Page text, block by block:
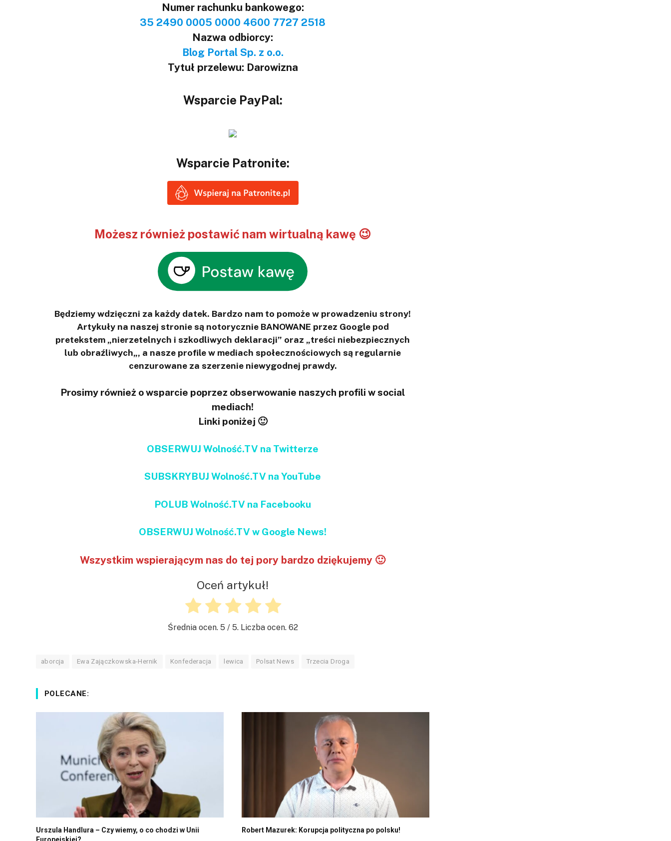
Numer rachunku bankowego:
35 2490 0005 0000 4600 7727 2518
Nazwa odbiorcy:
Blog Portal Sp. z o.o.
Tytuł przelewu: Darowizna
Wsparcie PayPal:
Wsparcie Patronite:
Możesz również postawić nam wirtualną kawę 😉
Będziemy wdzięczni za każdy datek. Bardzo nam to pomoże w prowadzeniu strony!
Artykuły na naszej stronie są notorycznie BANOWANE przez Google pod
pretekstem „nierzetelnych i szkodliwych deklaracji” oraz „treści niebezpiecznych
lub obraźliwych„, a nasze profile w mediach społecznościowych są regularnie
cenzurowane za szerzenie niewygodnej prawdy.
Prosimy również o wsparcie poprzez obserwowanie naszych profili w social
mediach!
Linki poniżej 🙂
OBSERWUJ Wolność.TV na Twitterze
SUBSKRYBUJ Wolność.TV na YouTube
POLUB Wolność.TV na Facebooku
OBSERWUJ Wolność.TV w Google News!
Wszystkim wspierającym nas do tej pory bardzo dziękujemy 🙂
Oceń artykuł!
Średnia ocen. 5 / 5. Liczba ocen. 62
aborcja Ewa Zajączkowska-Hernik Konfederacja lewica Polsat News Trzecia Droga
POLECANE:
Urszula Handlura – Czy wiemy, o co chodzi w Unii
Robert Mazurek: Korupcja polityczna po polsku!